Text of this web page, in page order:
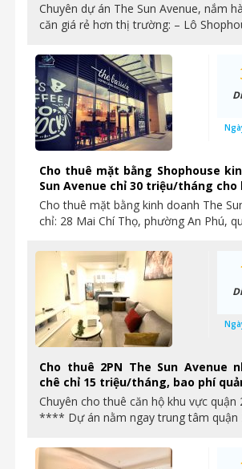
Chuyên dự án The Sun Avenue, nắm
căn giá rẻ hơn thị trường: – Lô
Cho thuê mặt bằng Shophouse
Sun Avenue chỉ 30 triệu/tháng cho
Cho thuê mặt bằng kinh doanh The
chỉ: 28 Mai Chí Thọ, phường An Phú,
Cho thuê 2PN The Sun Avenue
chê chỉ 15 triệu/tháng, bao phí
Chuyên cho thuê căn hộ khu vực quận
**** Dự án nằm ngay trung tâm quận